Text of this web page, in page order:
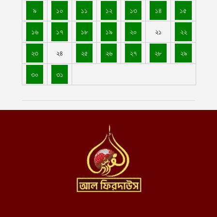
আগস্ট ৪, ২০২৬
নোয়াখালীর কোম্পানীগঞ্জে বোনের বাড়ি থেকে ফেরার পথে কিশোরীকে তুলে
নিয়ে ধর্ষণ
বাগেরহাটে এক পরিবারের তিনজনের গলিত লাশ উদ্ধার
আরো ১১টি ট্যাংক সম্পূর্ণরূপে মেরামত ও ব্যবহার উপযোগী করেছে ইমারাতে
ইসলামিয়া জাতীয় প্রতিরক্ষা মন্ত্রণালয়
স্বাস্থ্যসেবার মানোন্নয়ন ও স্বনির্ভরতা অর্জনে পাঁচ বছর মেয়াদি সমন্বিত
পরিকল্পনা গ্রহণ করছে ইমারাতে ইসলামিয়া
৯ ১০ ১১ ১২ ১৩ ১৪ ১৫
১৬ ১৭ ১৮ ১৯ ২০ ২১ ২২
২৩ ২৪ ২৫ ২৬ ২৭ ২৮ ২৯
৩০ ৩১